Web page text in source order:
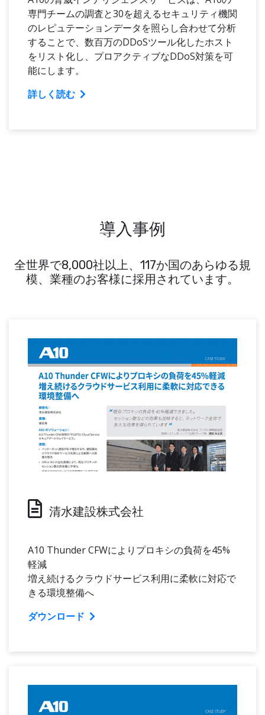
専門チームの調査と30を超えるセキュリティ機関
のレピュテーションデータを照らし合わせて分析
することで、数百万のDDoSツール化したホスト
をリスト化し、プロアクティブなDDoS対策を可
能にします。
詳しく読む
導入事例
全世界で8,000社以上、117か国のあらゆる規
模、業種のお客様に採用されています。
清水建設株式会社
A10 Thunder CFWによりプロキシの負荷を45%
軽減
増え続けるクラウドサービス利用に柔軟に対応で
きる環境整備へ
ダウンロード